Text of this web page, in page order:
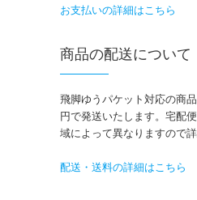
お支払いの詳細はこちら
商品の配送について
飛脚ゆうパケット対応の商
円で発送いたします。宅配
域によって異なりますので
配送・送料の詳細はこちら